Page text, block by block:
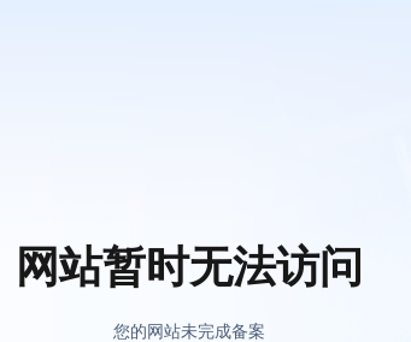
网站暂时无法访问
您的网站未完成备案